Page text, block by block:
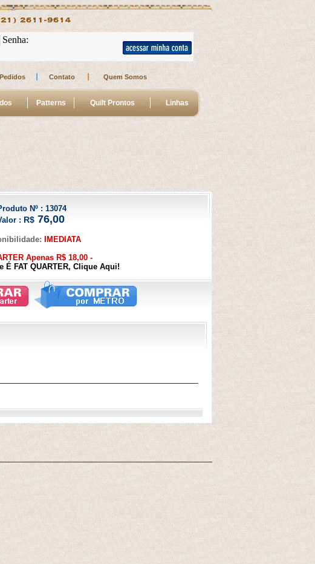
Senha:
Contato Quem Somos
Patterns Quilt Prontos Linhas
Nº : 13074
: R$76,00
IMEDIATA
Apenas R$ 18,00 -
É FAT QUARTER, Clique Aqui!